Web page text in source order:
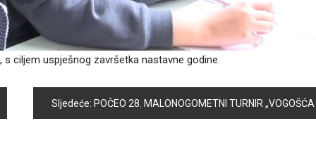
ciljem uspješnog završetka nastavne godine.
Sljedeće: POČEO 28. MALONOGOMETNI TURNIR „VOGOŠĆA 2026“